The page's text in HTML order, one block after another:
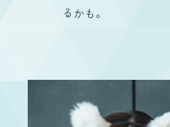
るかも。